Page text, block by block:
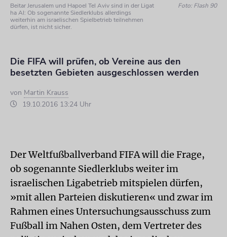
Beitar Jerusalem und Hapoel Tel Aviv sind in der Ligat
ha Al: Ob sogenannte Siedlerklubs allerdings
weiterhin am israelischen Spielbetrieb teilnehmen
dürfen, ist nicht sicher.
Foto: Flash 90
Die FIFA will prüfen, ob Vereine aus den
besetzten Gebieten ausgeschlossen werden
von Martin Krauss
19.10.2016 13:24 Uhr
Der Weltfußballverband FIFA will die Frage,
ob sogenannte Siedlerklubs weiter im
israelischen Ligabetrieb mitspielen dürfen,
»mit allen Parteien diskutieren« und zwar im
Rahmen eines Untersuchungsausschuss zum
Fußball im Nahen Osten, dem Vertreter des